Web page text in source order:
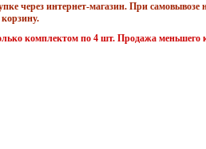
через интернет-магазин. При самовывозе
комплектом по 4 шт. Продажа меньшего